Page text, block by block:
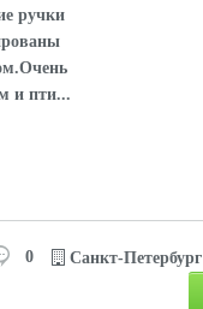
ручки
и пти...
Санкт-Петербург
0